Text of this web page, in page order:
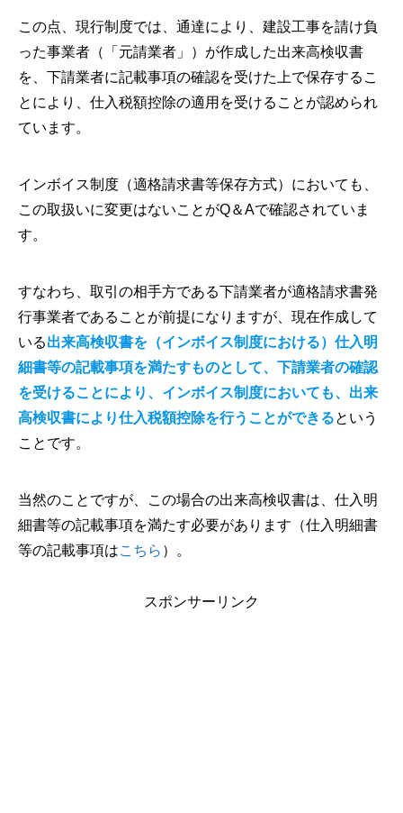
この点、現行制度では、通達により、建設工事を請け負
った事業者（「元請業者」）が作成した出来高検収書
を、下請業者に記載事項の確認を受けた上で保存するこ
とにより、仕入税額控除の適用を受けることが認められ
ています。
インボイス制度（適格請求書等保存方式）においても、
この取扱いに変更はないことがQ＆Aで確認されていま
す。
すなわち、取引の相手方である下請業者が適格請求書発
行事業者であることが前提になりますが、現在作成して
いる出来高検収書を（インボイス制度における）仕入明
細書等の記載事項を満たすものとして、下請業者の確認
を受けることにより、インボイス制度においても、出来
高検収書により仕入税額控除を行うことができるという
ことです。
当然のことですが、この場合の出来高検収書は、仕入明
細書等の記載事項を満たす必要があります（仕入明細書
等の記載事項はこちら ）。
スポンサーリンク